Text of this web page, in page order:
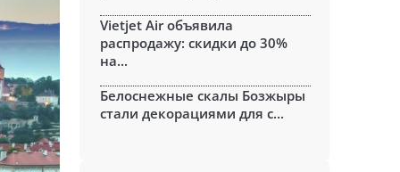
Vietjet Air объявила
распродажу: скидки до 30%
на...
Белоснежные скалы Бозжыры
стали декорациями для с...